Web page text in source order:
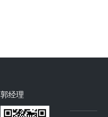
郭经理